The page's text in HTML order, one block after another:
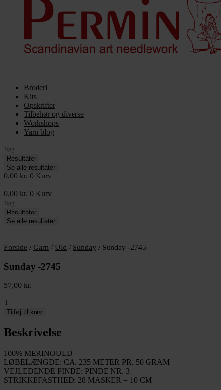
Broderi
Kits
Opskrifter
Tilbehør og diverse
Workshops
Yarn blog
Search
...Resultater
Se alle resultater
0,00 kr. 0 Kurv
0,00 kr. 0 Kurv
Search
...Resultater
Se alle resultater
Forside / Garn / Uld / Sunday / Sunday -2745
Sunday -2745
57,00 kr.
Sunday
-2745
Tilføj til kurv
Beskrivelse
100% MERINOULD
LØBELÆNGDE: CA. 235 METER PR. 50 GRAM
VEJLEDENDE PINDE: PINDE NR. 3
STRIKKEFASTHED: 28 MASKER = 10 CM